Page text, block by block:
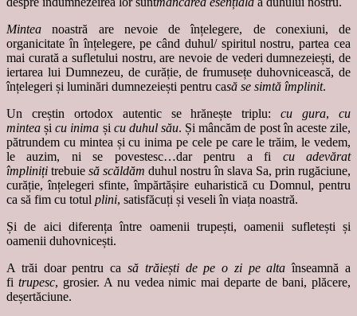
Mintea noastră are nevoie de înțelegere, de conexiuni, de
organicitate în înțelegere, pe când duhul/ spiritul nostru, partea cea
mai curată a sufletului nostru, are nevoie de vederi dumnezeiești, de
iertarea lui Dumnezeu, de curăție, de frumusețe duhovnicească, de
înțelegeri și luminări dumnezeiești pentru casă se simtă împlinit.
Un creștin ortodox autentic se hrănește triplu: cu gura,cu
mintea șicu inima și cu duhul său. Și mâncăm de post în aceste zile,
pătrundem cu mintea și cu inima pe cele pe care le trăim, le vedem,
le auzim, ni se povestesc…dar pentru a fi cu adevărat
împliniți trebuie să scăldăm duhul nostru în slava Sa, prin rugăciune,
curăție, înțelegeri sfinte, împărtășire euharistică cu Domnul, pentru
ca să fim cu totul plini, satisfăcuți și veseli în viața noastră.
Și de aici diferența între oamenii trupești, oamenii sufletești și
oamenii duhovnicești.
A trăi doar pentru ca să trăiești de pe o zi pe alta înseamnă a
fi trupesc, grosier. A nu vedea nimic mai departe de bani, plăcere,
deșertăciune.